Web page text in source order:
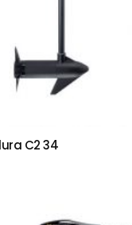
C2 34